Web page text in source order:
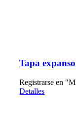
Tapa
Registrarse en
Detalles